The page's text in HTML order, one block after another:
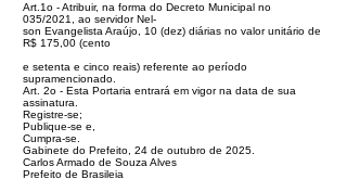
Art.1o - Atribuir, na forma do Decreto Municipal no
035/2021, ao servidor Nel-
son Evangelista Araújo, 10 (dez) diárias no valor unitário de
R$ 175,00 (cento
e setenta e cinco reais) referente ao período
supramencionado.
Art. 2o - Esta Portaria entrará em vigor na data de sua
assinatura.
Registre-se;
Publique-se e,
Cumpra-se.
Gabinete do Prefeito, 24 de outubro de 2025.
Carlos Armado de Souza Alves
Prefeito de Brasileia